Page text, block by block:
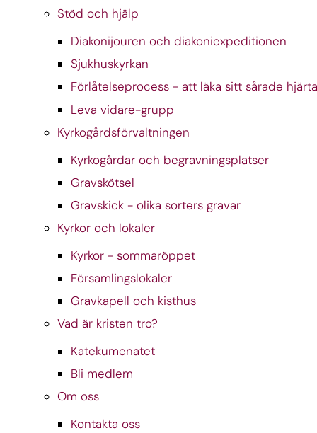
Stöd och hjälp
Diakonijouren och diakoniexpeditionen
Sjukhuskyrkan
Förlåtelseprocess - att läka sitt sårade hjärta
Leva vidare-grupp
Kyrkogårdsförvaltningen
Kyrkogårdar och begravningsplatser
Gravskötsel
Gravskick - olika sorters gravar
Kyrkor och lokaler
Kyrkor - sommaröppet
Församlingslokaler
Gravkapell och kisthus
Vad är kristen tro?
Katekumenatet
Bli medlem
Om oss
Kontakta oss